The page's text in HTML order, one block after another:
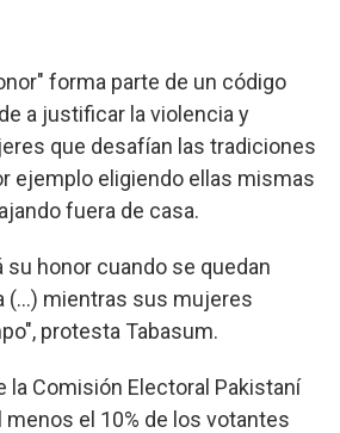
forma parte de un código
a justificar la violencia y
que desafían las tradiciones
ejemplo eligiendo ellas mismas
fuera de casa.
su honor cuando se quedan
(...) mientras sus mujeres
protesta Tabasum.
la Comisión Electoral Pakistaní
menos el 10% de los votantes